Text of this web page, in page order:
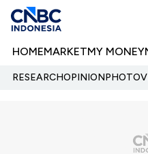
HOMEMARKETMY MONEY
RESEARCHOPINIONPHOTO